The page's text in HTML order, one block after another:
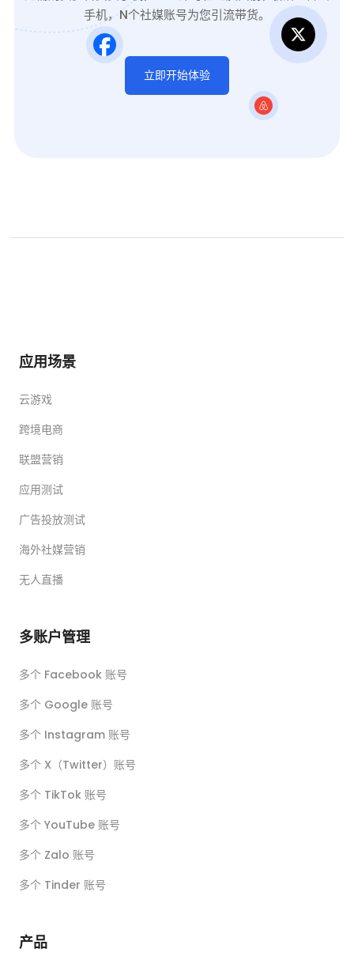
手机，N个社媒账号为您引流带货。
立即开始体验
应用场景
云游戏
跨境电商
联盟营销
应用测试
广告投放测试
海外社媒营销
无人直播
多账户管理
多个 Facebook 账号
多个 Google 账号
多个 Instagram 账号
多个 X（Twitter）账号
多个 TikTok 账号
多个 YouTube 账号
多个 Zalo 账号
多个 Tinder 账号
产品